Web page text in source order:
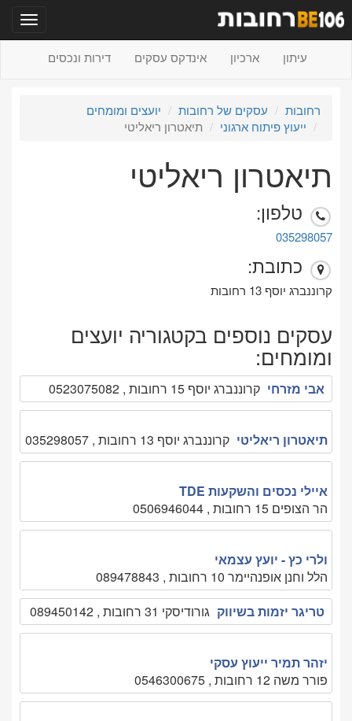
עיתון ארכיון אינדקס עסקים דירות ונכסים
רחובות עסקים של רחובות
יועצים ומומחים
ייעוץ פיתוח ארגוני
תיאטרון ריאליטי
תיאטרון ריאליטי
טלפון:
035298057
כתובת:
קרוננברג יוסף 13 רחובות
עסקים נוספים בקטגוריה יועצים
ומומחים:
אבי מזרחי קרוננברג יוסף 15 רחובות , 0523075082
תיאטרון ריאליטי קרוננברג יוסף 13 רחובות , 035298057
איילי נכסים והשקעות TDE
הר הצופים 15 רחובות , 0506946044
ולרי כץ - יועץ עצמאי
הלל וחנן אופנהיימר 10 רחובות , 089478843
טריגר יזמות בשיווק גורודיסקי 31 רחובות , 089450142
יזהר תמיר ייעוץ עסקי
פורר משה 12 רחובות , 0546300675